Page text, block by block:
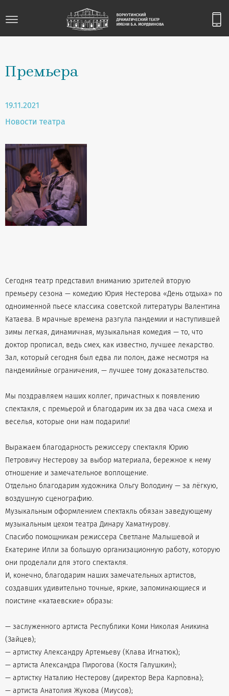
Премьера
19.11.2021
Новости театра
Сегодня театр представил вниманию зрителей вторую
премьеру сезона — комедию Юрия Нестерова «День отдыха» по
одноименной пьесе классика советской литературы Валентина
Катаева. В мрачные времена разгула пандемии и наступившей
зимы легкая, динамичная, музыкальная комедия — то, что
доктор прописал, ведь смех, как известно, лучшее лекарство.
Зал, который сегодня был едва ли полон, даже несмотря на
пандемийные ограничения, — лучшее тому доказательство.
Мы поздравляем наших коллег, причастных к появлению
спектакля, с премьерой и благодарим их за два часа смеха и
веселья, которые они нам подарили!
Выражаем благодарность режиссеру спектакля Юрию
Петровичу Нестерову за выбор материала, бережное к нему
отношение и замечательное воплощение.
Отдельно благодарим художника Ольгу Володину — за лёгкую,
воздушную сценографию.
Музыкальным оформлением спектакль обязан заведующему
музыкальным цехом театра Динару Хаматнурову.
Спасибо помощникам режиссера Светлане Малышевой и
Екатерине Илли за большую организационную работу, которую
они проделали для этого спектакля.
И, конечно, благодарим наших замечательных артистов,
создавших удивительно точные, яркие, запоминающиеся и
поистине «катаевские» образы:
— заслуженного артиста Республики Коми Николая Аникина
(Зайцев);
— артистку Александру Артемьеву (Клава Игнатюк);
— артиста Александра Пирогова (Костя Галушкин);
— артистку Наталию Нестерову (директор Вера Карповна);
— артиста Анатолия Жукова (Миусов);